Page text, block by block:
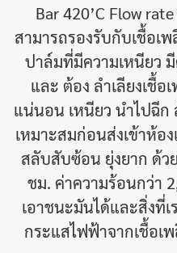
Bar 420’C Flow
สามารถรองรับกับเชื้อเ
ปาล์มที่มีความเหนียว
และ ต้อง ลำเลียงเชื้
แน่นอน เหนียว นำไปฉี
เหมาะสมก่อนส่งเข้าห้อ
สลับสับซ้อน ยุ่งยาก ด้ว
ชม. ค่าความร้อนกว่า
เอาชนะมันได้และสิ่งที่
กระแสไฟฟ้าจากเชื้อเ